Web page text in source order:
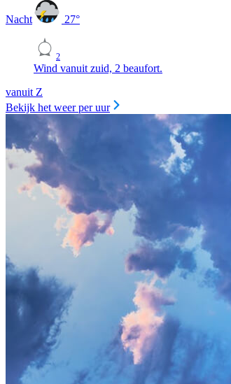
Nacht 27°
2
Wind vanuit zuid, 2 beaufort.
vanuit Z
Bekijk het weer per uur